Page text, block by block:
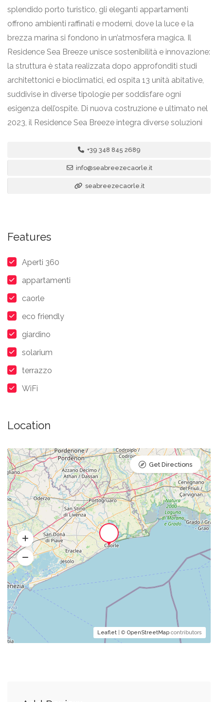
splendido porto turistico, gli eleganti appartamenti
offrono ambienti raffinati e moderni, dove la luce e la
brezza marina si fondono in un’atmosfera magica. Il
Residence Sea Breeze unisce sostenibilità e innovazione:
la struttura è stata realizzata dopo approfonditi studi
architettonici e bioclimatici, ed ospita 13 unità abitative,
suddivise in diverse tipologie per soddisfare ogni
esigenza dell’ospite. Di nuova costruzione e ultimato nel
2023, il Residence Sea Breeze integra diverse soluzioni
+39 348 845 2689
info@seabreezecaorle.it
seabreezecaorle.it
Features
Aperti 360
appartamenti
caorle
eco friendly
giardino
solarium
terrazzo
WiFi
Location
Leaflet | © OpenStreetMap contributors
Get Directions